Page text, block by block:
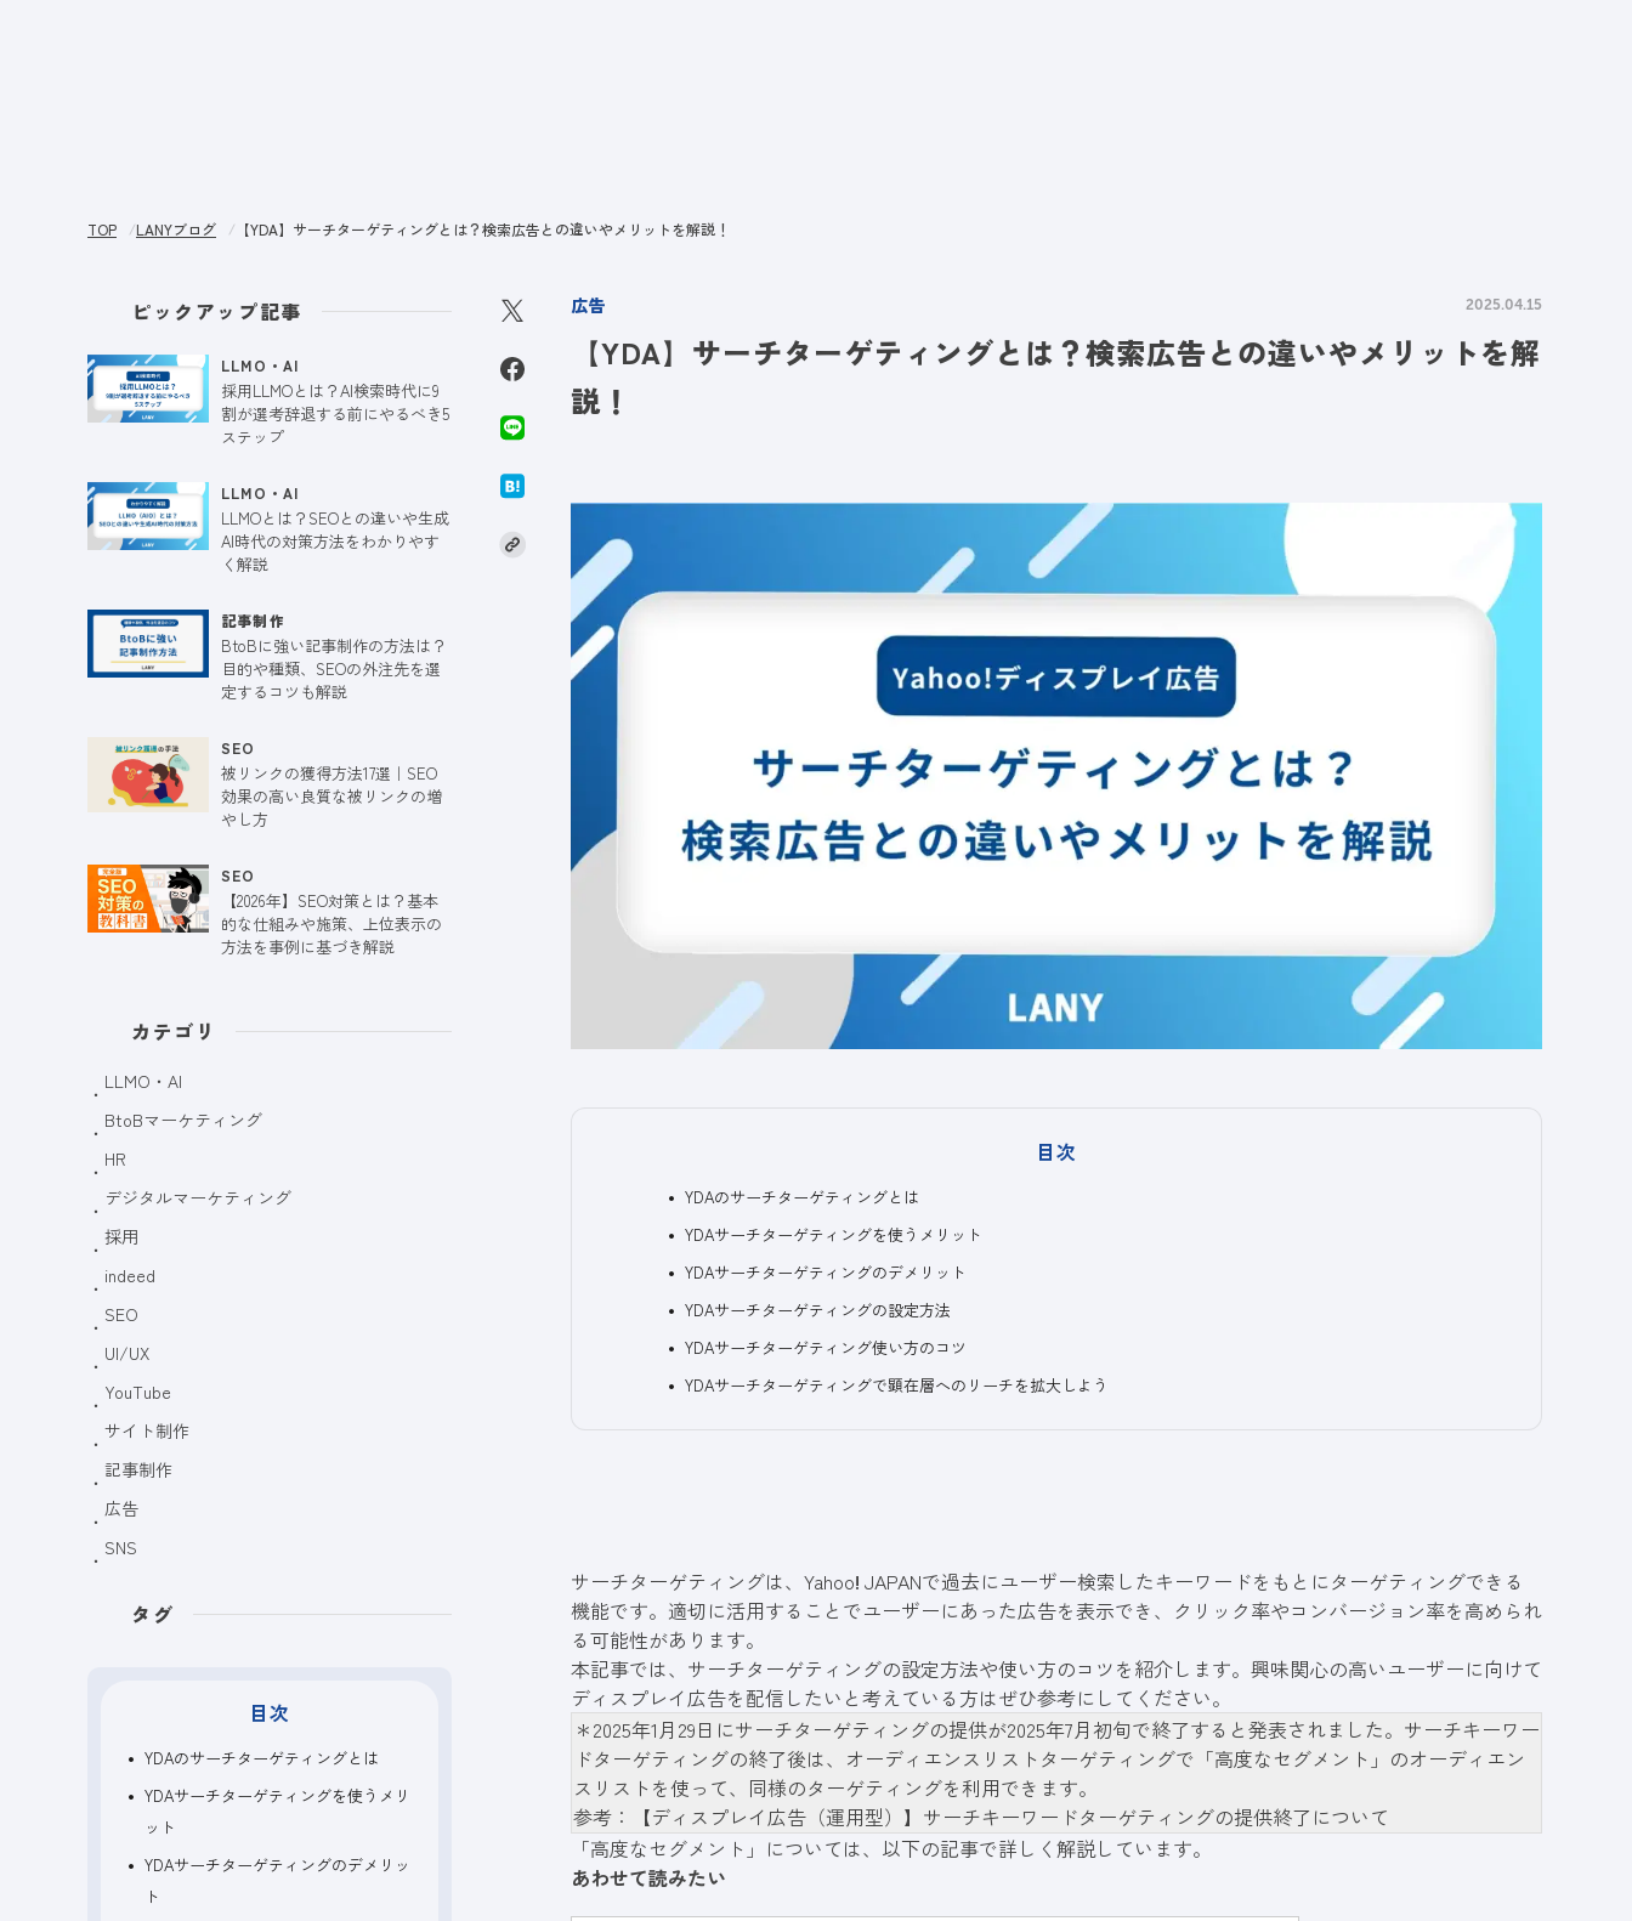
TOP LANYブログ 【YDA】サーチターゲティングとは？検索広告との違いやメリットを解説！
広告 2025.04.15
【YDA】サーチターゲティングとは？検索広告との違いやメリットを解
説！
目次
YDAのサーチターゲティングとは
YDAサーチターゲティングを使うメリット
YDAサーチターゲティングのデメリット
YDAサーチターゲティングの設定方法
YDAサーチターゲティング使い方のコツ
YDAサーチターゲティングで顕在層へのリーチを拡大しよう
サーチターゲティングは、Yahoo! JAPANで過去にユーザー検索したキーワードをもとにターゲティングできる
機能です。適切に活用することでユーザーにあった広告を表示でき、クリック率やコンバージョン率を高められ
る可能性があります。
本記事では、サーチターゲティングの設定方法や使い方のコツを紹介します。興味関心の高いユーザーに向けて
ディスプレイ広告を配信したいと考えている方はぜひ参考にしてください。
＊2025年1月29日にサーチターゲティングの提供が2025年7月初旬で終了すると発表されました。サーチキーワー
ドターゲティングの終了後は、オーディエンスリストターゲティングで「高度なセグメント 」のオーディエン
スリストを使って、同様のターゲティングを利用できます。
参考：
【ディスプレイ広告（運用型）】サーチキーワードターゲティングの提供終了について
「高度なセグメント」については、以下の記事で詳しく解説しています。
あわせて読みたい
ピックアップ記事
LLMO・AI
採用LLMOとは？AI検索時代に9
割が選考辞退する前にやるべき5
ステップ
LLMO・AI
LLMOとは？SEOとの違いや生成
AI時代の対策方法をわかりやす
く解説
記事制作
BtoBに強い記事制作の方法は？
目的や種類、SEOの外注先を選
定するコツも解説
SEO
被リンクの獲得方法17選｜SEO
効果の高い良質な被リンクの増
やし方
SEO
【2026年】SEO対策とは？基本
的な仕組みや施策、上位表示の
方法を事例に基づき解説
カテゴリ
LLMO・AI
BtoBマーケティング
HR
デジタルマーケティング
採用
indeed
SEO
UI/UX
YouTube
サイト制作
記事制作
広告
SNS
タグ
目次
YDAのサーチターゲティングとは
YDAサーチターゲティングを使うメリ
ット
YDAサーチターゲティングのデメリッ
ト